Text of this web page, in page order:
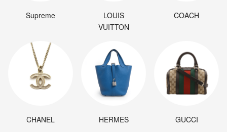
Supreme
LOUIS
VUITTON
COACH
CHANEL HERMES GUCCI